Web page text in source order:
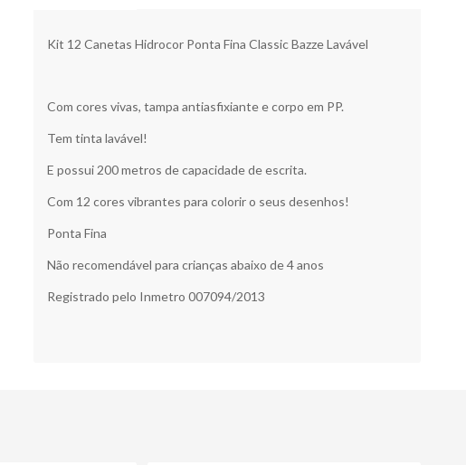
Kit 12 Canetas Hidrocor Ponta Fina Classic Bazze Lavável
Com cores vivas, tampa antiasfixiante e corpo em PP.
Tem tinta lavável!
E possui 200 metros de capacidade de escrita.
Com 12 cores vibrantes para colorir o seus desenhos!
Ponta Fina
Não recomendável para crianças abaixo de 4 anos
Registrado pelo Inmetro 007094/2013